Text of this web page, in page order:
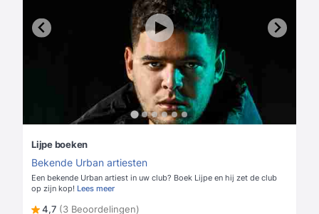
Lijpe boeken
Bekende Urban artiesten
Een bekende Urban artiest in uw club? Boek Lijpe en hij zet de club
op zijn kop! Lees meer
4,7 (3 Beoordelingen)